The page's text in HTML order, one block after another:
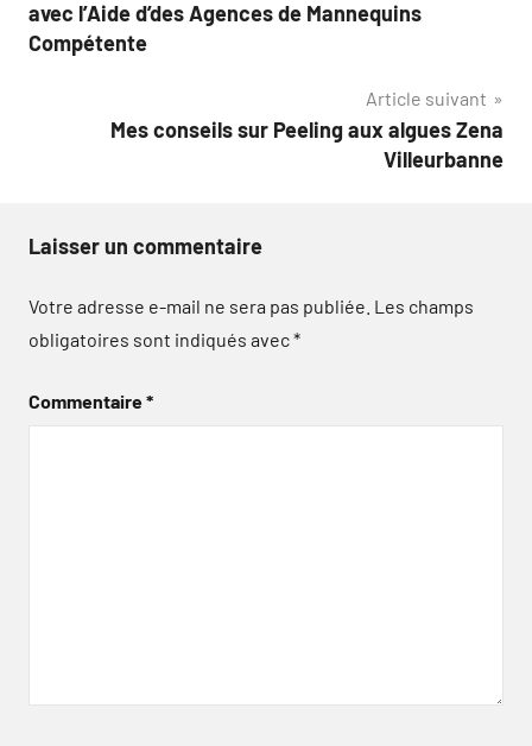
l’article
avec l’Aide d’des Agences de Mannequins
Compétente
Article suivant
Mes conseils sur Peeling aux algues Zena
Villeurbanne
Laisser un commentaire
Votre adresse e-mail ne sera pas publiée. Les champs
obligatoires sont indiqués avec*
Commentaire*